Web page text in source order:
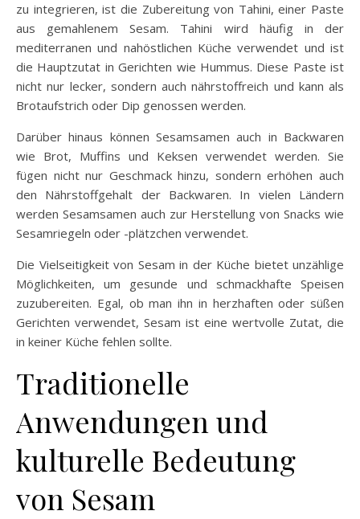
zu integrieren, ist die Zubereitung von Tahini, einer Paste
aus gemahlenem Sesam. Tahini wird häufig in der
mediterranen und nahöstlichen Küche verwendet und ist
die Hauptzutat in Gerichten wie Hummus. Diese Paste ist
nicht nur lecker, sondern auch nährstoffreich und kann als
Brotaufstrich oder Dip genossen werden.
Darüber hinaus können Sesamsamen auch in Backwaren
wie Brot, Muffins und Keksen verwendet werden. Sie
fügen nicht nur Geschmack hinzu, sondern erhöhen auch
den Nährstoffgehalt der Backwaren. In vielen Ländern
werden Sesamsamen auch zur Herstellung von Snacks wie
Sesamriegeln oder -plätzchen verwendet.
Die Vielseitigkeit von Sesam in der Küche bietet unzählige
Möglichkeiten, um gesunde und schmackhafte Speisen
zuzubereiten. Egal, ob man ihn in herzhaften oder süßen
Gerichten verwendet, Sesam ist eine wertvolle Zutat, die
in keiner Küche fehlen sollte.
Traditionelle
Anwendungen und
kulturelle Bedeutung
von Sesam